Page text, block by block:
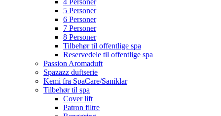
4 Personer
5 Personer
6 Personer
7 Personer
8 Personer
Tilbehør til offentlige spa
Reservedele til offentlige spa
Passion Aromaduft
Spazazz duftserie
Kemi fra SpaCare/Saniklar
Tilbehør til spa
Cover lift
Patron filtre